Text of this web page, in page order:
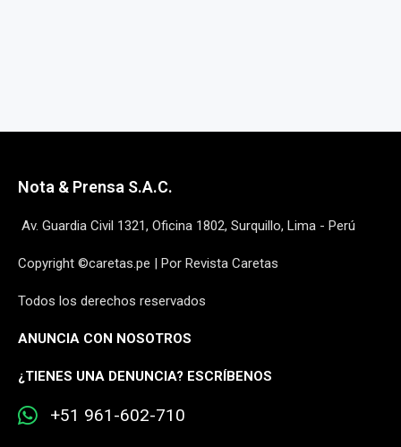
Nota & Prensa S.A.C.
Av. Guardia Civil 1321, Oficina 1802, Surquillo, Lima - Perú
Copyright ©caretas.pe | Por Revista Caretas
Todos los derechos reservados
ANUNCIA CON NOSOTROS
¿TIENES UNA DENUNCIA? ESCRÍBENOS
+51 961-602-710